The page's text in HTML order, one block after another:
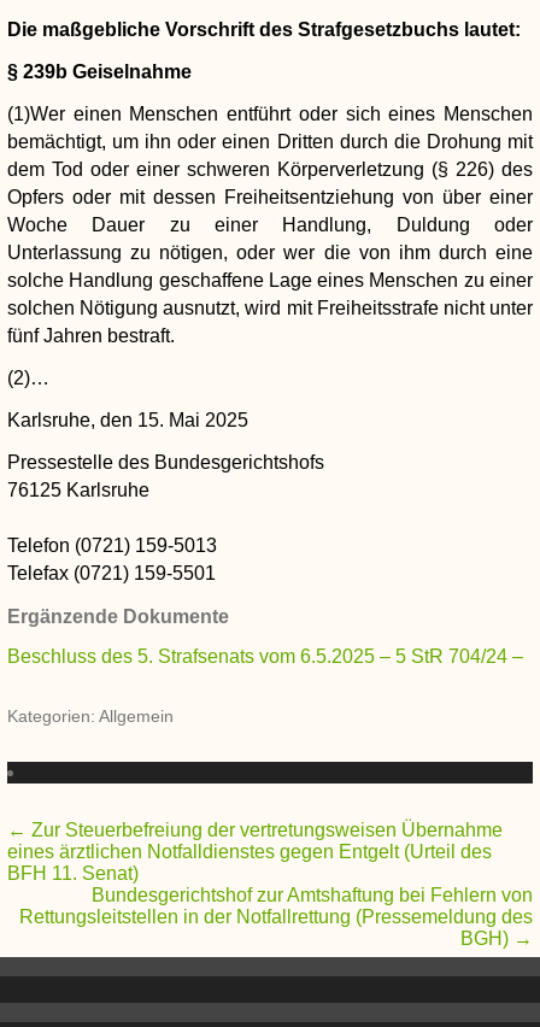
Die maßgebliche Vorschrift des Strafgesetzbuchs lautet:
§ 239b Geiselnahme
(1)Wer einen Menschen entführt oder sich eines Menschen
bemächtigt, um ihn oder einen Dritten durch die Drohung mit
dem Tod oder einer schweren Körperverletzung (§ 226) des
Opfers oder mit dessen Freiheitsentziehung von über einer
Woche Dauer zu einer Handlung, Duldung oder
Unterlassung zu nötigen, oder wer die von ihm durch eine
solche Handlung geschaffene Lage eines Menschen zu einer
solchen Nötigung ausnutzt, wird mit Freiheitsstrafe nicht unter
fünf Jahren bestraft.
(2)…
Karlsruhe, den 15. Mai 2025
Pressestelle des Bundesgerichtshofs
76125 Karlsruhe
Telefon (0721) 159-5013
Telefax (0721) 159-5501
Ergänzende Dokumente
Beschluss des 5. Strafsenats vom 6.5.2025 – 5 StR 704/24 –
Kategorien: Allgemein
Beitragsnavigation
← Zur Steuerbefreiung der vertretungsweisen Übernahme
eines ärztlichen Notfalldienstes gegen Entgelt (Urteil des
BFH 11. Senat)
Bundesgerichtshof zur Amtshaftung bei Fehlern von
Rettungsleitstellen in der Notfallrettung (Pressemeldung des
BGH) →